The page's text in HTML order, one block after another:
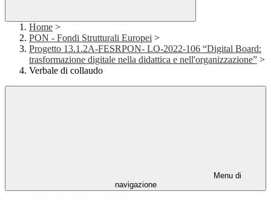
Home >
PON - Fondi Strutturali Europei >
Progetto 13.1.2A-FESRPON- LO-2022-106 “Digital Board:
trasformazione digitale nella didattica e nell'organizzazione” >
Verbale di collaudo
Menu di
navigazione